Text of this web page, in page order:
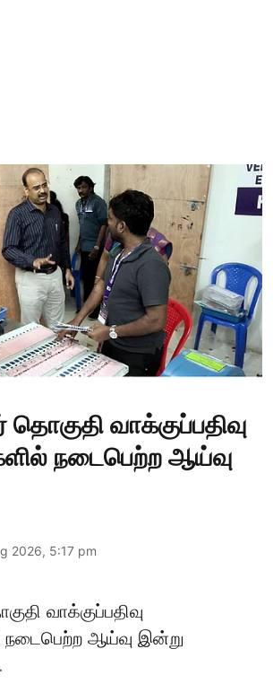
வாக்குப்பதிவு
நடைபெற்ற ஆய்வு
2026, 5:17 pm
வாக்குப்பதிவு
நடைபெற்ற ஆய்வு இன்று